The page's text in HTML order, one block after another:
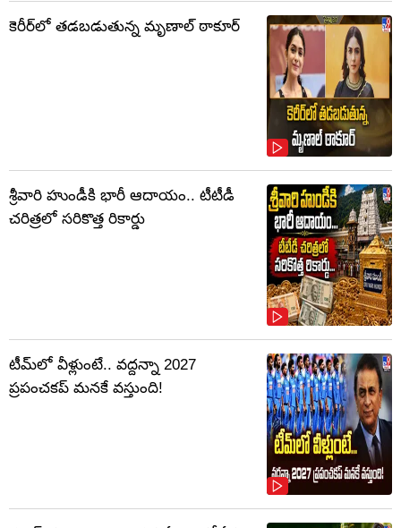
కెరీర్‌లో తడబడుతున్న మృణాల్ ఠాకూర్
శ్రీవారి హుండీకి భారీ ఆదాయం.. టీటీడీ
చరిత్రలో సరికొత్త రికార్డు
టీమ్‌లో వీళ్లుంటే.. వద్దన్నా 2027
ప్రపంచకప్‌ మనకే వస్తుంది!